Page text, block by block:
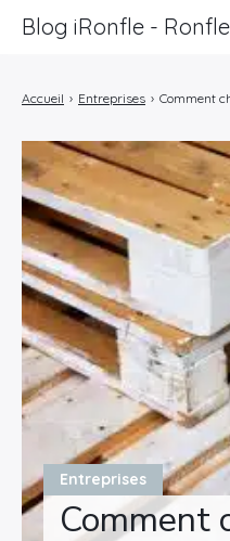
Entreprises
Comment
Accueil › Entreprises › Comment
Blog iRonfle -
Informatique
Marketing
Lifestyle
Entreprises